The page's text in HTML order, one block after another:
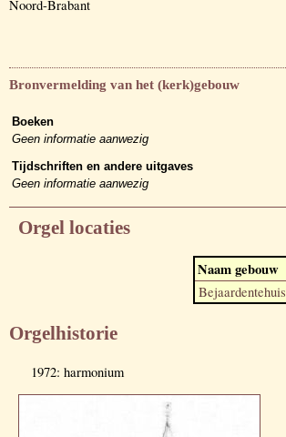
Noord-Brabant
Bronvermelding van het (kerk)gebouw
Boeken
Geen informatie aanwezig
Tijdschriften en andere uitgaves
Geen informatie aanwezig
Orgel locaties
Naam gebouw
Bejaardentehuis
Orgelhistorie
1972: harmonium